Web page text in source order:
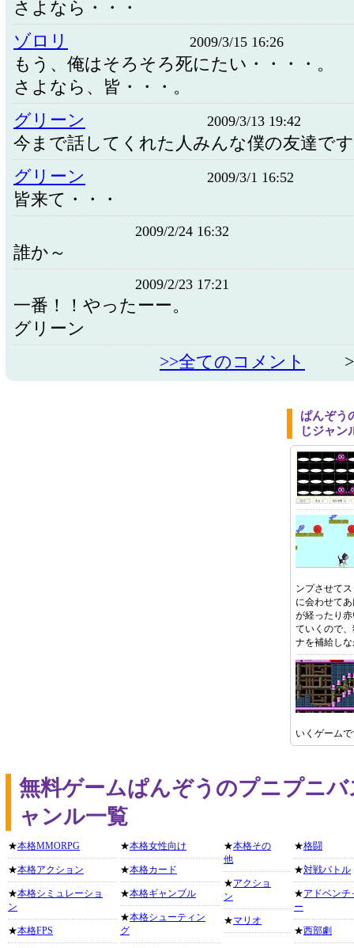
さよなら・・・
ゾロリ
2009/3/15 16:26
もう、俺はそろそろ死にたい・・・・。
さよなら、皆・・・。
グリーン
2009/3/13 19:42
今まで話してくれた人みんな僕の友達で
グリーン
2009/3/1 16:52
皆来て・・・
2009/2/24 16:32
誰か～
2009/2/23 17:21
一番！！やったーー。
グリーン
>>全てのコメント
>>
ぱんぞう
じジャン
ンプさせて
に会わせて
が経ったり
ていくので
ナを補給し
いくゲーム
無料ゲームぱんぞうのプニプニ
ャンル一覧
★本格MMORPG
★本格アクション
★本格シミュレーショ
ン
★本格FPS
★本格女性向け
★本格カード
★本格ギャンブル
★本格シューティン
グ
★本格その
他
★アクショ
ン
★マリオ
★格闘
★対戦バトル
★アドベンチ
ー
★西部劇